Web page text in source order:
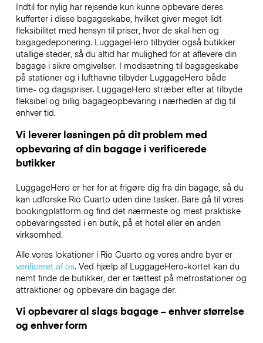
Indtil for nylig har rejsende kun kunne opbevare deres
kufferter i disse bagageskabe, hvilket giver meget lidt
fleksibilitet med hensyn til priser, hvor de skal hen og
bagagedeponering. LuggageHero tilbyder også butikker
utallige steder, så du altid har mulighed for at aflevere din
bagage i sikre omgivelser. I modsætning til bagageskabe
på stationer og i lufthavne tilbyder LuggageHero både
time- og dagspriser. LuggageHero stræber efter at tilbyde
fleksibel og billig bagageopbevaring i nærheden af dig til
enhver tid.
Vi leverer løsningen på dit problem med
opbevaring af din bagage i verificerede
butikker
LuggageHero er her for at frigøre dig fra din bagage, så du
kan udforske Rio Cuarto uden dine tasker. Bare gå til vores
bookingplatform og find det nærmeste og mest praktiske
opbevaringssted i en butik, på et hotel eller en anden
virksomhed.
Alle vores lokationer i Rio Cuarto og vores andre byer er
verificeret af os. Ved hjælp af LuggageHero-kortet kan du
nemt finde de butikker, der er tættest på metrostationer og
attraktioner og opbevare din bagage der.
Vi opbevarer al slags bagage – enhver størrelse
og enhver form